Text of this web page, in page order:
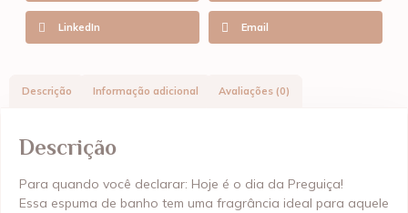
LinkedIn Email
Descrição Informação adicional Avaliações (0)
Descrição
Para quando você declarar: Hoje é o dia da Preguiça!
Essa espuma de banho tem uma fragrância ideal para aquele